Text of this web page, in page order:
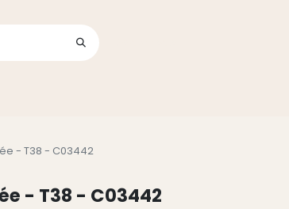
- T38 - C03442
- T38 - C03442